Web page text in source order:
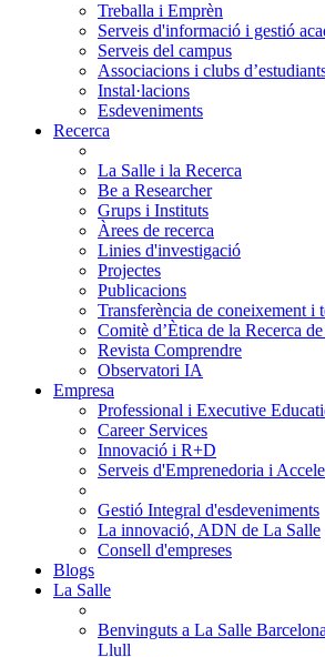
Treballa i Emprèn
Serveis d'informació i gestió
Serveis del campus
Associacions i clubs
Instal·lacions
Esdeveniments
Recerca
La Salle i la Recerca
Be a Researcher
Grups i Instituts
Àrees de recerca
Linies d'investigació
Projectes
Publicacions
Transferència de coneixement i
Comitè d’Ètica de la Recerca
Revista Comprendre
Observatori IA
Empresa
Professional i Executive
Career Services
Innovació i R+D
Serveis d'Emprenedoria i
Gestió Integral d'esdeveniments
La innovació, ADN de La Salle
Consell d'empreses
Blogs
La Salle
Benvinguts a La Salle
Llull